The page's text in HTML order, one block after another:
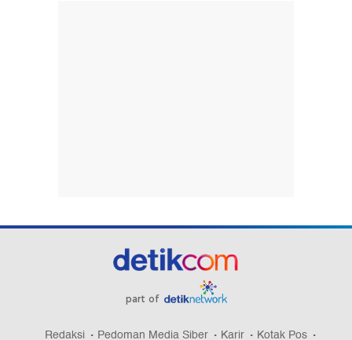
part of
Redaksi Pedoman Media Siber Karir Kotak Pos